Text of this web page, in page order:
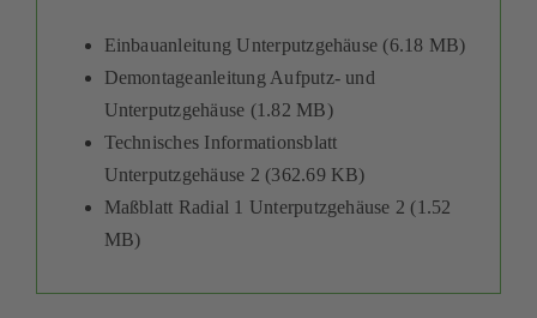
Einbauanleitung Unterputzgehäuse (6.18 MB)
Demontageanleitung Aufputz- und
Unterputzgehäuse (1.82 MB)
Technisches Informationsblatt
Unterputzgehäuse 2 (362.69 KB)
Maßblatt Radial 1 Unterputzgehäuse 2 (1.52
MB)